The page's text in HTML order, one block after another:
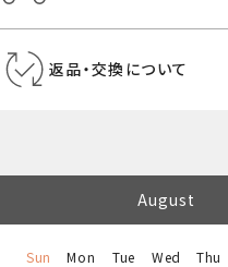
返品・交換について
August
Sun Mon Tue Wed Thu